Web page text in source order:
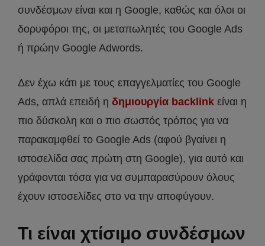
συνδέσμων είναι και η Google, καθώς και όλοι οι
δορυφόροι της, οι μεταπωλητές του Google Ads
ή πρώην Google Adwords.
Δεν έχω κάτι με τους επαγγελματίες του Google
Ads, απλά επειδή η δημιουργία backlink είναι η
πιο δύσκολη και ο πιο σωστός τρόπος για να
παρακαμφθεί το Google Ads (αφού βγαίνει η
ιστοσελίδα σας πρώτη στη Google), για αυτό και
γράφονται τόσα για να συμπαρασύρουν όλους
έχουν ιστοσελίδες στο να την αποφύγουν.
Τι είναι χτίσιμο συνδέσμων